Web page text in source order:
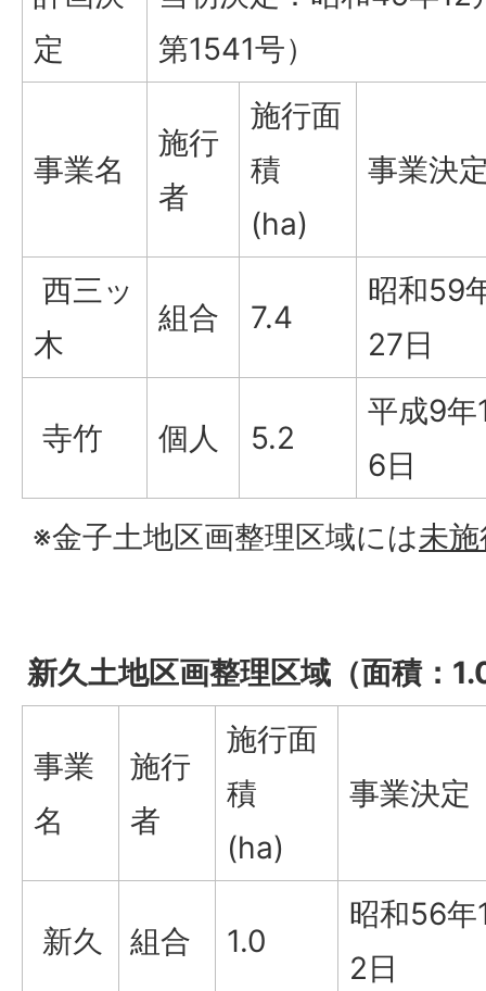
定
第1541号）
事業名
施行
者
施行面
積
(ha)
事業決
西三ッ
木
組合 7.4
昭和59
27日
寺竹 個人 5.2
平成9年
6日
※金子土地区画整理区域には未
新久土地区画整理区域（面積：
事業
名
施行
者
施行面
積
(ha)
事業決定
新久 組合 1.0
昭和56年
2日